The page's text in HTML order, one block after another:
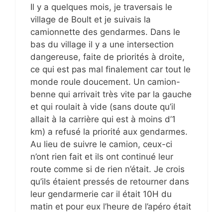
Il y a quelques mois, je traversais le
village de Boult et je suivais la
camionnette des gendarmes. Dans le
bas du village il y a une intersection
dangereuse, faite de priorités à droite,
ce qui est pas mal finalement car tout le
monde roule doucement. Un camion-
benne qui arrivait très vite par la gauche
et qui roulait à vide (sans doute qu’il
allait à la carrière qui est à moins d’1
km) a refusé la priorité aux gendarmes.
Au lieu de suivre le camion, ceux-ci
n’ont rien fait et ils ont continué leur
route comme si de rien n’était. Je crois
qu’ils étaient pressés de retourner dans
leur gendarmerie car il était 10H du
matin et pour eux l’heure de l’apéro était